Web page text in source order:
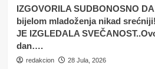
IZGOVORILA SUDBONOSNO
bijelom mladoženja nikad
JE IZGLEDALA
dan….
redakcion 28 Jula, 2026